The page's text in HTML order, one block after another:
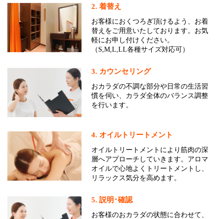
2. 着替え
お客様におくつろぎ頂けるよう、お着
替えをご用意いたしております。お気
軽にお申し付けください。
（S,M,L,LL各種サイズ対応可）
3. カウンセリング
おカラダの不調な部分や日常の生活習
慣を伺い、カラダ全体のバランス調整
を行います。
4. オイルトリートメント
オイルトリートメントにより筋肉の深
層へアプローチしていきます。アロマ
オイルで心地よくトリートメントし、
リラックス気分を高めます。
5. 説明･確認
お客様のおカラダの状態に合わせて、